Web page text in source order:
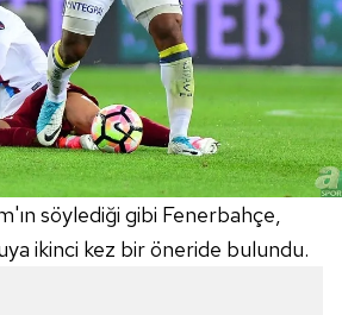
söylediği gibi Fenerbahçe,
ikinci kez bir öneride bulundu.